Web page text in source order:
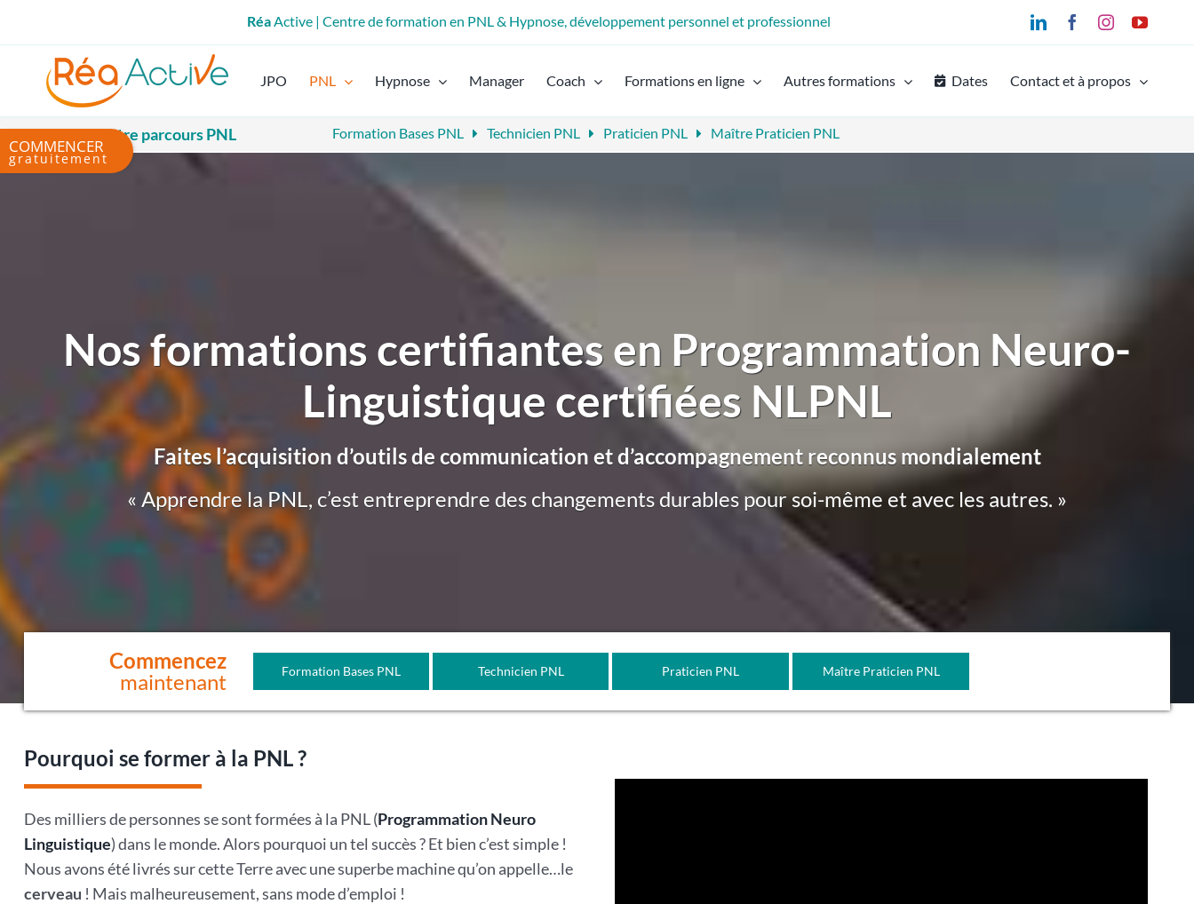
RéaActive | Centre de formation en PNL & Hypnose, développement personnel et professionnel LinkedInFacebookInstagram
JPO PNL Hypnose Manager Coach Formations en ligne Autres formations Dates Contact et à propos
Votre parcours PNL Formation Bases PNL Technicien PNL Praticien PNL Maître Praticien PNL
Nos formations certifiantes en Programmation Neuro-
Linguistique certifiées NLPNL
Faites l’acquisition d’outils de communication et d’accompagnement reconnus mondialement
« Apprendre la PNL, c’est entreprendre des changements durables pour soi-même et avec les autres. »
Commencez
maintenant
Formation Bases PNL Technicien PNL Praticien PNL Maître Praticien PNL
Pourquoi se former à la PNL ?
Des milliers de personnes se sont formées à la PNL (Programmation Neuro
Linguistique) dans le monde. Alors pourquoi un tel succès ? Et bien c’est simple !
Nous avons été livrés sur cette Terre avec une superbe machine qu’on appelle…le
cerveau ! Mais malheureusement, sans mode d’emploi !
Bascule
de